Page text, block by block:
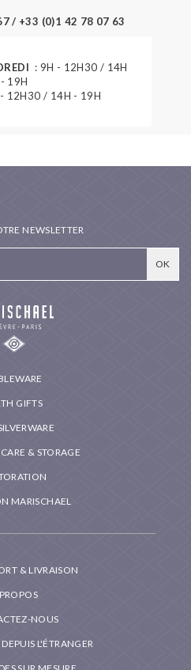
/ +33 (0)1 42 78 07 63
: 9H - 12H30 / 14H
- 19H
12H30 / 14H - 19H
GIFTS
& STORAGE
MARISCHAEL
& LIVRAISON
NOUS
L'ÉTRANGER
NEWSLETTER